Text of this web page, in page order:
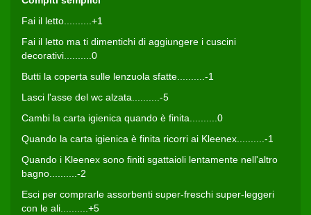
Fai il letto..........+1
Fai il letto ma ti dimentichi di aggiungere i cuscini
decorativi..........0
Butti la coperta sulle lenzuola sfatte..........-1
Lasci l'asse del wc alzata..........-5
Cambi la carta igienica quando è finita..........0
Quando la carta igienica è finita ricorri ai Kleenex..........-1
Quando i Kleenex sono finiti sgattaioli lentamente nell'altro
bagno..........-2
Esci per comprarle assorbenti super-freschi super-leggeri
con le ali..........+5